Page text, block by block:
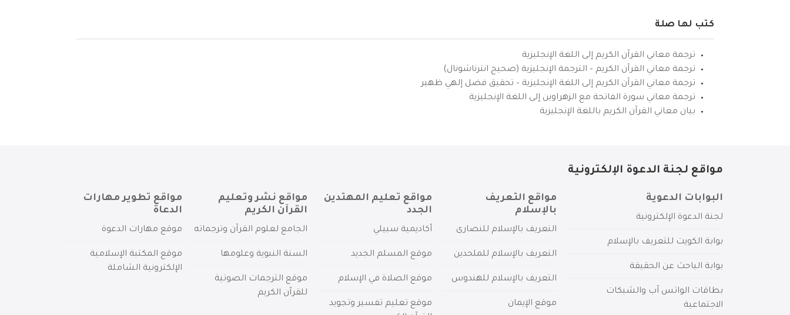
كتب لها صلة
ترجمة معاني القرآن الكريم إلى اللغة الإنجليزية
ترجمة معاني القرآن الكريم – الترجمة الإنجليزية (صحيح انترناشونال)
ترجمة معاني القرآن الكريم إلى اللغة الإنجليزية – تحقيق فضل إلهي ظهير
ترجمة معاني سورة الفاتحة مع الزهراوين إلى اللغة الإنجليزية
بيان معاني القرآن الكريم باللغة الإنجليزية
مواقع لجنة الدعوة الإلكترونية
البوابات الدعوية
لجنة الدعوة الإلكترونية
بوابة الكويت للتعريف بالإسلام
بوابة الباحث عن الحقيقة
بطاقات الواتس آب والشبكات
الاجتماعية
مواقع التعريف
بالإسلام
التعريف بالإسلام للنصارى
التعريف بالإسلام للملحدين
التعريف بالإسلام للهندوس
موقع الإيمان
مواقع تعليم المهتدين
الجدد
أكاديمية سبيلي
موقع المسلم الجديد
موقع الصلاة في الإسلام
موقع تعليم تفسير وتجويد
مواقع نشر وتعليم
القرآن الكريم
الجامع لعلوم القرآن وترجماته
السنة النبوية وعلومها
موقع الترجمات الصوتية
للقرآن الكريم
مواقع تطوير مهارات
الدعاة
موقع مهارات الدعوة
موقع المكتبة الإسلامية
الإلكترونية الشاملة